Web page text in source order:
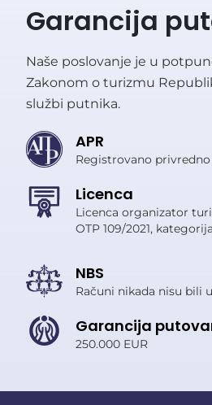
Garancija
Naše poslovanje je u
Zakonom o turizmu
službi putnika.
APR
Registrovano
Licenca
Licenca organizator
OTP 109/2021,
NBS
Računi nikada nisu bili
Garancija
250.000 EUR